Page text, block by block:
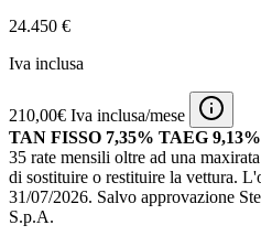
24.450 €
Iva inclusa
210,00€ Iva inclusa/mese
TAN FISSO 7,35% TAEG 9,13%
35 rate mensili oltre ad una
di sostituire o restituire la vettura.
31/07/2026. Salvo approvazione
S.p.A.